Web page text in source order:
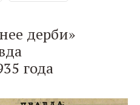
дерби»
года